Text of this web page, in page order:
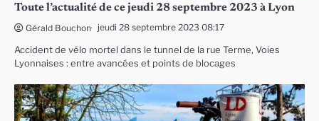
Toute l’actualité de ce jeudi 28 septembre 2023 à Lyon
Gérald Bouchon jeudi 28 septembre 2023 08:17
Accident de vélo mortel dans le tunnel de la rue Terme, Voies
Lyonnaises : entre avancées et points de blocages